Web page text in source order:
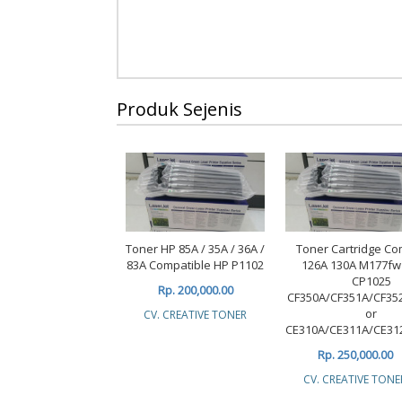
Produk Sejenis
Toner HP 85A / 35A / 36A /
83A Compatible HP P1102
Rp. 200,000.00
CV. CREATIVE TONER
Toner Cartridge
126A 130A
CP1025
CF350A/CF351A/
or
CE310A/CE311A/
Rp. 250,000.00
CV. CREATIVE